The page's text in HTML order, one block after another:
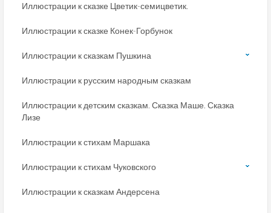
Иллюстрации к сказке Цветик-семицветик.
Иллюстрации к сказке Конек-Горбунок
Иллюстрации к сказкам Пушкина
Иллюстрации к русским народным сказкам
Иллюстрации к детским сказкам. Сказка Маше. Сказка
Лизе
Иллюстрации к стихам Маршака
Иллюстрации к стихам Чуковского
Иллюстрации к сказкам Андерсена